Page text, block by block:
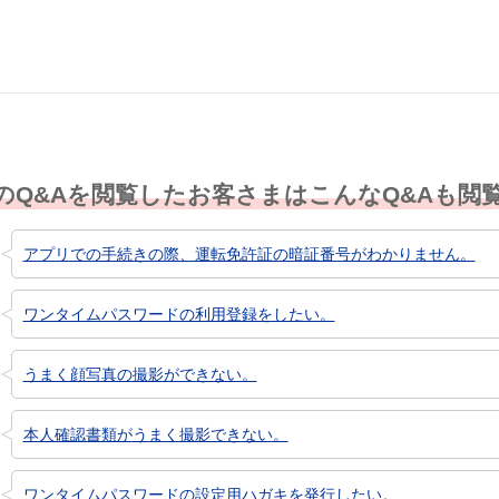
Q&Aを閲覧したお客さまはこんなQ&Aも閲
アプリでの手続きの際、運転免許証の暗証番号がわかりません。
ワンタイムパスワードの利用登録をしたい。
うまく顔写真の撮影ができない。
本人確認書類がうまく撮影できない。
ワンタイムパスワードの設定用ハガキを発行したい。